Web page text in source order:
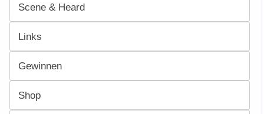
Scene & Heard
Links
Gewinnen
Shop